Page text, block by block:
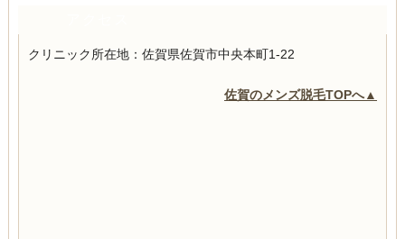
クリニック所在地：佐賀県佐賀市中央本町1-22
佐賀のメンズ脱毛TOPへ▲